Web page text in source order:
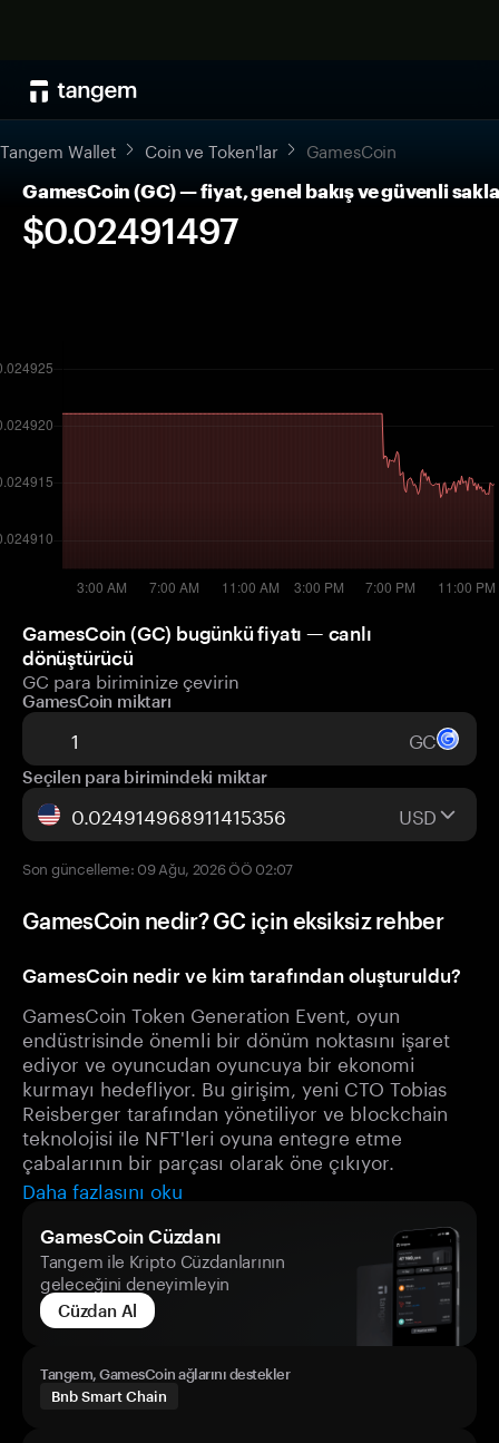
Tangem Wallet Coin ve Token'lar GamesCoin
GamesCoin (GC) — fiyat, genel bakış ve güvenli
$0.02491497
GamesCoin (GC) bugünkü fiyatı — canlı
dönüştürücü
GC para biriminize çevirin
GamesCoin miktarı
GC
Seçilen para birimindeki miktar
USD
Son güncelleme: 09 Ağu, 2026 ÖÖ 02:07
GamesCoin nedir? GC için eksiksiz rehber
GamesCoin nedir ve kim tarafından oluşturuldu?
GamesCoin Token Generation Event, oyun
endüstrisinde önemli bir dönüm noktasını işaret
ediyor ve oyuncudan oyuncuya bir ekonomi
kurmayı hedefliyor. Bu girişim, yeni CTO Tobias
Reisberger tarafından yönetiliyor ve blockchain
teknolojisi ile NFT'leri oyuna entegre etme
çabalarının bir parçası olarak öne çıkıyor.
Daha fazlasını oku
GamesCoin Cüzdanı
Tangem ile Kripto Cüzdanlarının
geleceğini deneyimleyin
Cüzdan Al
Tangem, GamesCoin ağlarını destekler
Bnb Smart Chain